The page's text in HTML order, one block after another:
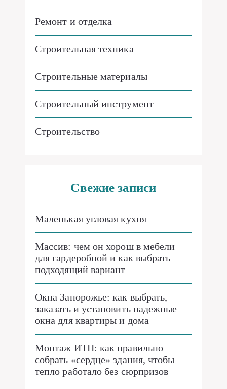
Ремонт и отделка
Строительная техника
Строительные материалы
Строительный инструмент
Строительство
Свежие записи
Маленькая угловая кухня
Массив: чем он хорош в мебели
для гардеробной и как выбрать
подходящий вариант
Окна Запорожье: как выбрать,
заказать и установить надежные
окна для квартиры и дома
Монтаж ИТП: как правильно
собрать «сердце» здания, чтобы
тепло работало без сюрпризов